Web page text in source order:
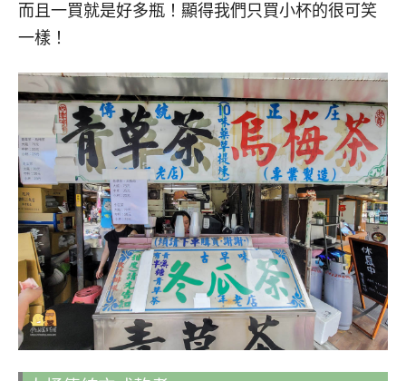
而且一買就是好多瓶！顯得我們只買小杯的很可笑
一樣！